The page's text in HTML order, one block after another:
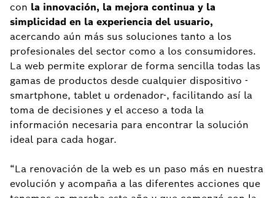
con la innovación, la mejora continua y la
simplicidad en la experiencia del usuario,
acercando aún más sus soluciones tanto a los
profesionales del sector como a los consumidores.
La web permite explorar de forma sencilla todas las
gamas de productos desde cualquier dispositivo -
smartphone, tablet u ordenador-, facilitando así la
toma de decisiones y el acceso a toda la
información necesaria para encontrar la solución
ideal para cada hogar.
“La renovación de la web es un paso más en nuestra
evolución y acompaña a las diferentes acciones que